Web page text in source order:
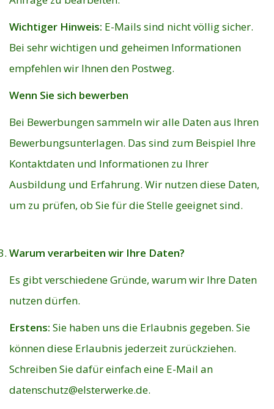
Wichtiger Hinweis: E-Mails sind nicht völlig sicher.
Bei sehr wichtigen und geheimen Informationen
empfehlen wir Ihnen den Postweg.
Wenn Sie sich bewerben
Bei Bewerbungen sammeln wir alle Daten aus Ihren
Bewerbungsunterlagen. Das sind zum Beispiel Ihre
Kontaktdaten und Informationen zu Ihrer
Ausbildung und Erfahrung. Wir nutzen diese Daten,
um zu prüfen, ob Sie für die Stelle geeignet sind.
Warum verarbeiten wir Ihre Daten?
Es gibt verschiedene Gründe, warum wir Ihre Daten
nutzen dürfen.
Erstens: Sie haben uns die Erlaubnis gegeben. Sie
können diese Erlaubnis jederzeit zurückziehen.
Schreiben Sie dafür einfach eine E-Mail an
datenschutz@elsterwerke.de.